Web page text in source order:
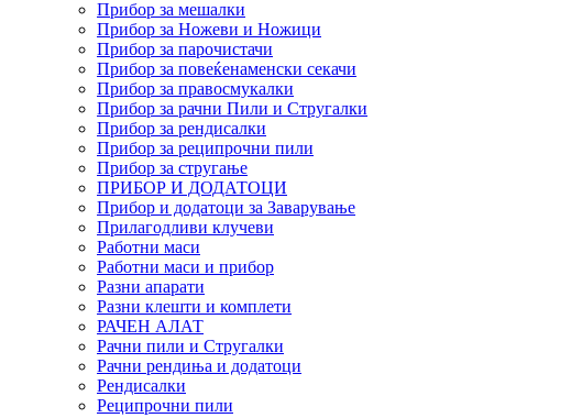
Прибор за мешалки
Прибор за Ножеви и Ножици
Прибор за парочистачи
Прибор за повеќенаменски секачи
Прибор за правосмукалки
Прибор за рачни Пили и Стругалки
Прибор за рендисалки
Прибор за реципрочни пили
Прибор за стругање
ПРИБОР И ДОДАТОЦИ
Прибор и додатоци за Заварување
Прилагодливи клучеви
Работни маси
Работни маси и прибор
Разни апарати
Разни клешти и комплети
РАЧЕН АЛАТ
Рачни пили и Стругалки
Рачни рендиња и додатоци
Рендисалки
Реципрочни пили